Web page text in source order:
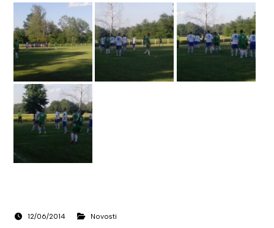
12/06/2014 Novosti